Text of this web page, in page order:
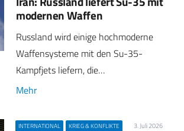
modernen Waffen
Russland wird einige hochmoderne
Waffensysteme mit den Su-35-
Kampfjets liefern, die…
Mehr
INTERNATIONAL KRIEG & KONFLIKTE 3. Juli 2026